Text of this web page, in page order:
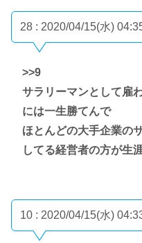
28 : 2020/04/15(水)
>>9
サラリーマンとして雇
には一生勝てんで
ほとんどの大手企業の
してる経営者の方が生
10 : 2020/04/15(水)